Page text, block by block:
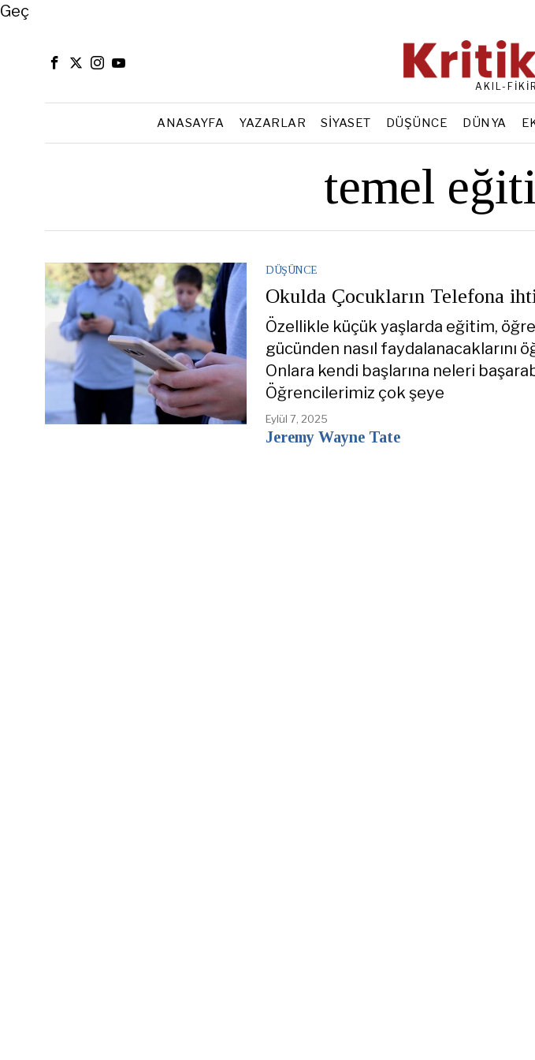
Close
Geç
AKIL-
ANASAYFA YAZARLAR SIYASET DÜŞÜNCE DÜNYA
temel
DÜŞÜNCE
Okulda Çocukların Telefona
Özellikle küçük yaşlarda eğitim,
gücünden nasıl
Onlara kendi başlarına neleri
Öğrencilerimiz çok şeye
Eylül 7, 2025
Jeremy Wayne Tate